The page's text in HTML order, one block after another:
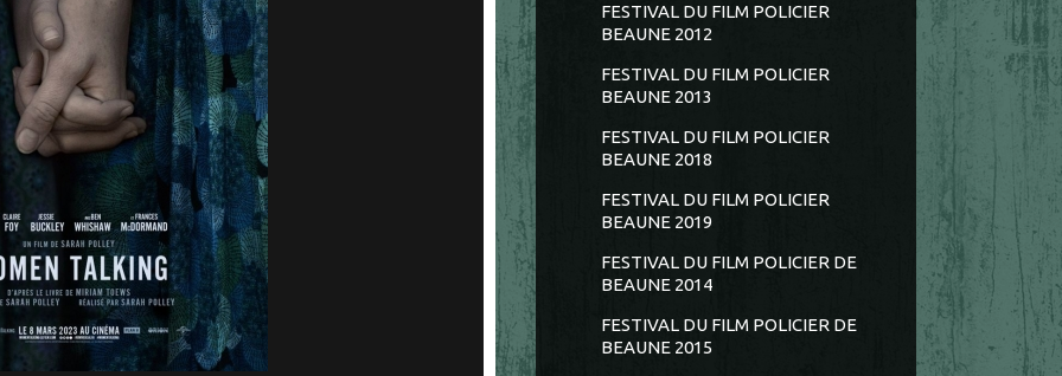
FESTIVAL DU FILM POLICIER
BEAUNE 2012
FESTIVAL DU FILM POLICIER
BEAUNE 2013
FESTIVAL DU FILM POLICIER
BEAUNE 2018
FESTIVAL DU FILM POLICIER
BEAUNE 2019
FESTIVAL DU FILM POLICIER DE
BEAUNE 2014
FESTIVAL DU FILM POLICIER DE
BEAUNE 2015